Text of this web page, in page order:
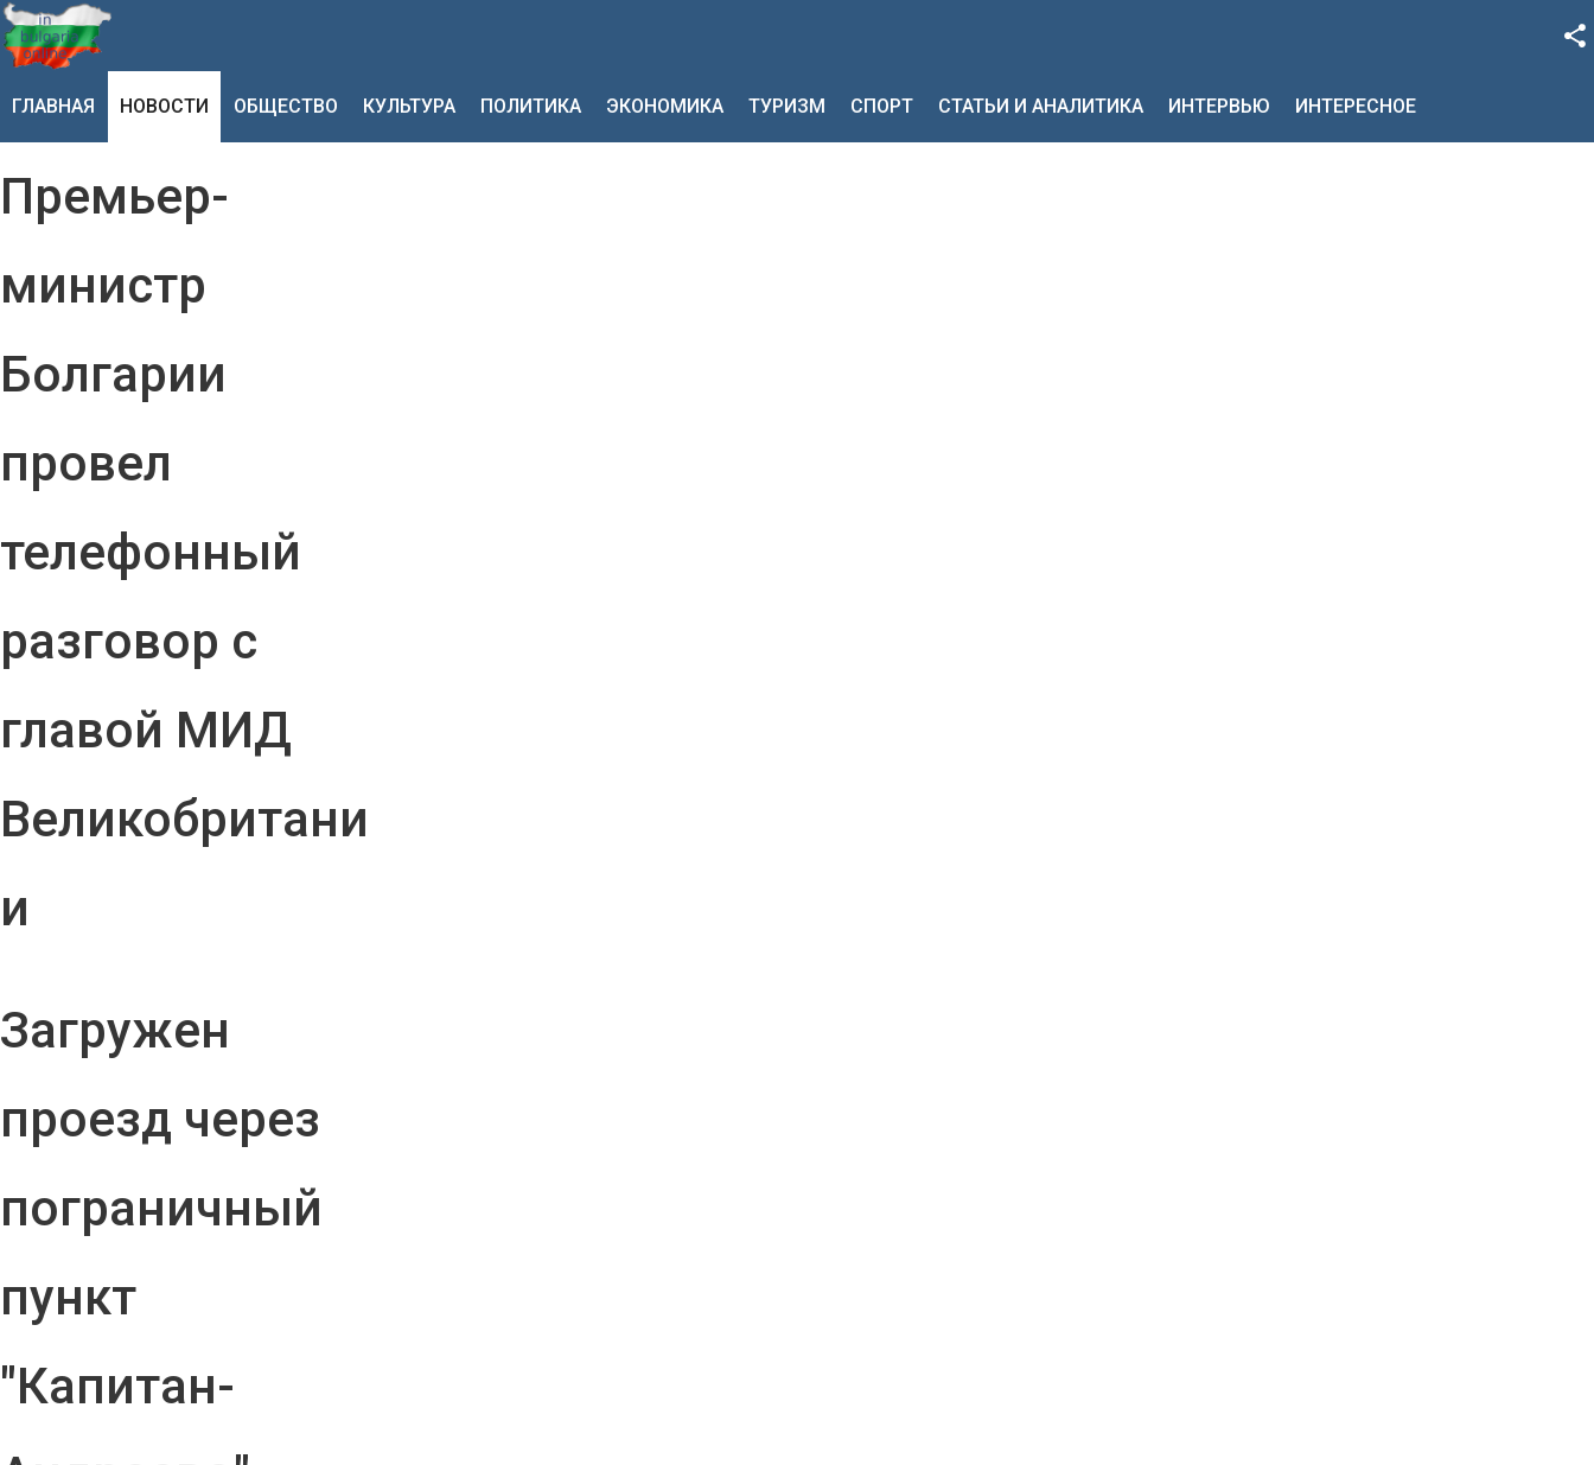
Google+
ГЛАВНАЯ НОВОСТИ ОБЩЕСТВО КУЛЬТУРА ПОЛИТИКА ЭКОНОМИКА ТУРИЗМ СПОРТ СТАТЬИ И АНАЛИТИКА ИНТЕРВЬЮ ИНТЕРЕСНОЕ
Премьер-
министр
Болгарии
провел
телефонный
разговор с
главой МИД
Великобритани
и
Загружен
проезд через
пограничный
пункт
"Капитан-